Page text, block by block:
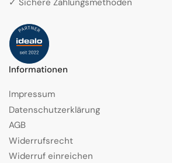
Informationen
Impressum
Datenschutzerklärung
AGB
Widerrufsrecht
Widerruf einreichen